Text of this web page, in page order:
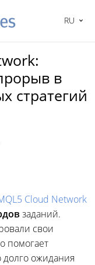
RU
в
стратегий
Cloud Network
заданий.
свои
помогает
ожидания